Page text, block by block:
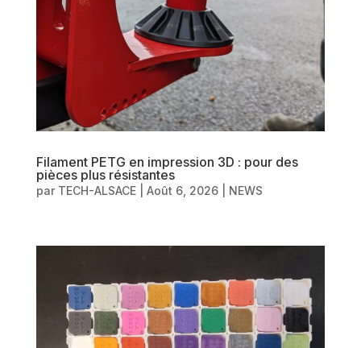
Filament PETG en impression 3D : pour des
pièces plus résistantes
par TECH-ALSACE| Août 6, 2026| NEWS